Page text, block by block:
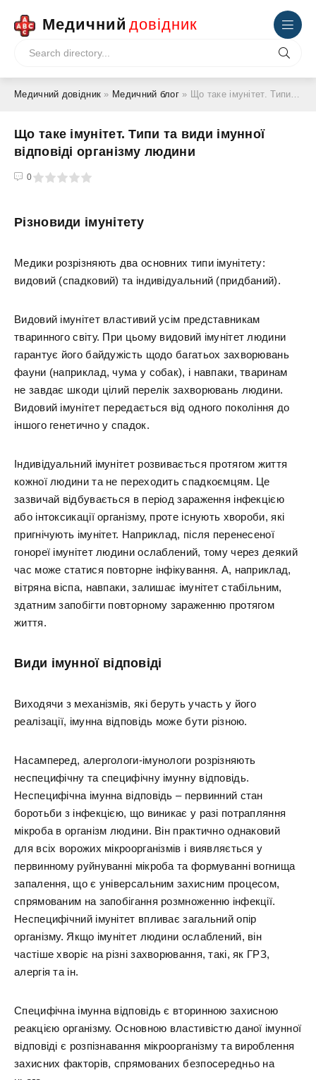
Медичний довідник
Медичний довідник » Медичний блог» Що таке імунітет. Типи та види імунної відповіді організму людини
Що таке імунітет. Типи та види імунної
відповіді організму людини
0
5
Різновиди імунітету
Медики розрізняють два основних типи імунітету:
видовий (спадковий) та індивідуальний (придбаний).
Видовий імунітет властивий усім представникам
тваринного світу. При цьому видовий імунітет людини
гарантує його байдужість щодо багатьох захворювань
фауни (наприклад, чума у собак), і навпаки, тваринам
не завдає шкоди цілий перелік захворювань людини.
Видовий імунітет передається від одного покоління до
іншого генетично у спадок.
Індивідуальний імунітет розвивається протягом життя
кожної людини та не переходить спадкоємцям. Це
зазвичай відбувається в період зараження інфекцією
або інтоксикації організму, проте існують хвороби, які
пригнічують імунітет. Наприклад, після перенесеної
гонореї імунітет людини ослаблений, тому через деякий
час може статися повторне інфікування. А, наприклад,
вітряна віспа, навпаки, залишає імунітет стабільним,
здатним запобігти повторному зараженню протягом
життя.
Види імунної відповіді
Виходячи з механізмів, які беруть участь у його
реалізації, імунна відповідь може бути різною.
Насамперед, алергологи-імунологи розрізняють
неспецифічну та специфічну імунну відповідь.
Неспецифічна імунна відповідь – первинний стан
боротьби з інфекцією, що виникає у разі потрапляння
мікроба в організм людини. Він практично однаковий
для всіх ворожих мікроорганізмів і виявляється у
первинному руйнуванні мікроба та формуванні вогнища
запалення, що є універсальним захисним процесом,
спрямованим на запобігання розмноженню інфекції.
Неспецифічний імунітет впливає загальний опір
організму. Якщо імунітет людини ослаблений, він
частіше хворіє на різні захворювання, такі, як ГРЗ,
алергія та ін.
Специфічна імунна відповідь є вторинною захисною
реакцією організму. Основною властивістю даної імунної
відповіді є розпізнавання мікроорганізму та вироблення
захисних факторів, спрямованих безпосередньо на